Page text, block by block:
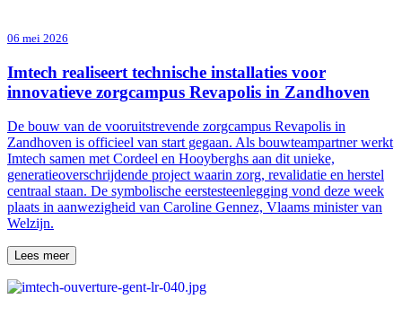
06 mei 2026
Imtech realiseert technische installaties voor
innovatieve zorgcampus Revapolis in Zandhoven
De bouw van de vooruitstrevende zorgcampus Revapolis in
Zandhoven is officieel van start gegaan. Als bouwteampartner werkt
Imtech samen met Cordeel en Hooyberghs aan dit unieke,
generatieoverschrijdende project waarin zorg, revalidatie en herstel
centraal staan. De symbolische eerstesteenlegging vond deze week
plaats in aanwezigheid van Caroline Gennez, Vlaams minister van
Welzijn.
Lees meer